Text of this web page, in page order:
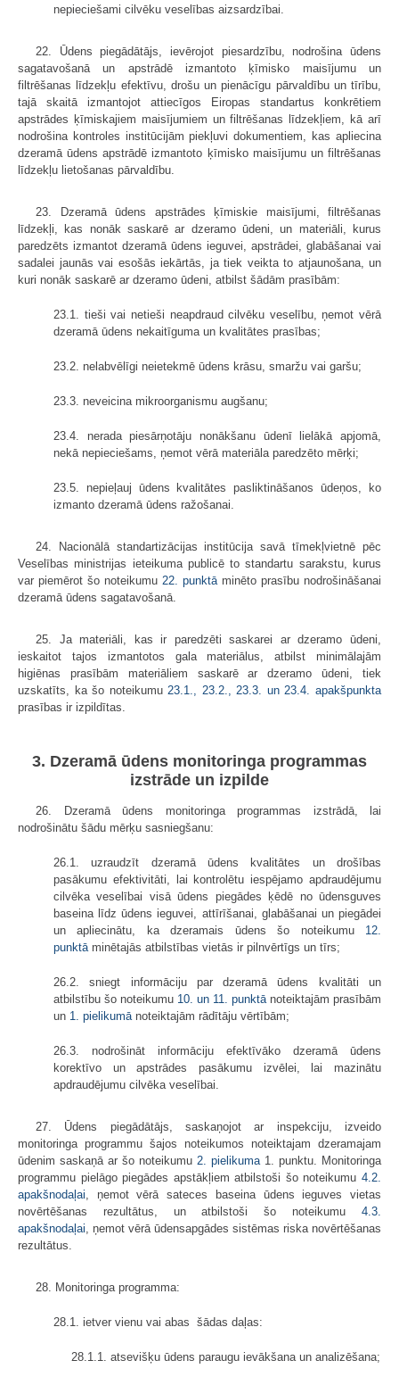
nepieciešami cilvēku veselības aizsardzībai.
22. Ūdens piegādātājs, ievērojot piesardzību, nodrošina ūdens
sagatavošanā un apstrādē izmantoto ķīmisko maisījumu un
filtrēšanas līdzekļu efektīvu, drošu un pienācīgu pārvaldību un tīrību,
tajā skaitā izmantojot attiecīgos Eiropas standartus konkrētiem
apstrādes ķīmiskajiem maisījumiem un filtrēšanas līdzekļiem, kā arī
nodrošina kontroles institūcijām piekļuvi dokumentiem, kas apliecina
dzeramā ūdens apstrādē izmantoto ķīmisko maisījumu un filtrēšanas
līdzekļu lietošanas pārvaldību.
23. Dzeramā ūdens apstrādes ķīmiskie maisījumi, filtrēšanas
līdzekļi, kas nonāk saskarē ar dzeramo ūdeni, un materiāli, kurus
paredzēts izmantot dzeramā ūdens ieguvei, apstrādei, glabāšanai vai
sadalei jaunās vai esošās iekārtās, ja tiek veikta to atjaunošana, un
kuri nonāk saskarē ar dzeramo ūdeni, atbilst šādām prasībām:
23.1. tieši vai netieši neapdraud cilvēku veselību, ņemot vērā
dzeramā ūdens nekaitīguma un kvalitātes prasības;
23.2. nelabvēlīgi neietekmē ūdens krāsu, smaržu vai garšu;
23.3. neveicina mikroorganismu augšanu;
23.4. nerada piesārņotāju nonākšanu ūdenī lielākā apjomā,
nekā nepieciešams, ņemot vērā materiāla paredzēto mērķi;
23.5. nepieļauj ūdens kvalitātes pasliktināšanos ūdeņos, ko
izmanto dzeramā ūdens ražošanai.
24. Nacionālā standartizācijas institūcija savā tīmekļvietnē pēc
Veselības ministrijas ieteikuma publicē to standartu sarakstu, kurus
var piemērot šo noteikumu 22. punktā minēto prasību nodrošināšanai
dzeramā ūdens sagatavošanā.
25. Ja materiāli, kas ir paredzēti saskarei ar dzeramo ūdeni,
ieskaitot tajos izmantotos gala materiālus, atbilst minimālajām
higiēnas prasībām materiāliem saskarē ar dzeramo ūdeni, tiek
uzskatīts, ka šo noteikumu 23.1., 23.2., 23.3. un 23.4. apakšpunkta
prasības ir izpildītas.
3. Dzeramā ūdens monitoringa programmas
izstrāde un izpilde
26. Dzeramā ūdens monitoringa programmas izstrādā, lai
nodrošinātu šādu mērķu sasniegšanu:
26.1. uzraudzīt dzeramā ūdens kvalitātes un drošības
pasākumu efektivitāti, lai kontrolētu iespējamo apdraudējumu
cilvēka veselībai visā ūdens piegādes ķēdē no ūdensguves
baseina līdz ūdens ieguvei, attīrīšanai, glabāšanai un piegādei
un apliecinātu, ka dzeramais ūdens šo noteikumu 12.
punktā minētajās atbilstības vietās ir pilnvērtīgs un tīrs;
26.2. sniegt informāciju par dzeramā ūdens kvalitāti un
atbilstību šo noteikumu 10. un 11. punktā noteiktajām prasībām
un 1. pielikumā noteiktajām rādītāju vērtībām;
26.3. nodrošināt informāciju efektīvāko dzeramā ūdens
korektīvo un apstrādes pasākumu izvēlei, lai mazinātu
apdraudējumu cilvēka veselībai.
27. Ūdens piegādātājs, saskaņojot ar inspekciju, izveido
monitoringa programmu šajos noteikumos noteiktajam dzeramajam
ūdenim saskaņā ar šo noteikumu 2. pielikuma 1. punktu. Monitoringa
programmu pielāgo piegādes apstākļiem atbilstoši šo noteikumu 4.2.
apakšnodaļai , ņemot vērā sateces baseina ūdens ieguves vietas
novērtēšanas rezultātus, un atbilstoši šo noteikumu 4.3.
apakšnodaļai , ņemot vērā ūdensapgādes sistēmas riska novērtēšanas
rezultātus.
28. Monitoringa programma:
28.1. ietver vienu vai abas šādas daļas:
28.1.1. atsevišķu ūdens paraugu ievākšana un analizēšana;